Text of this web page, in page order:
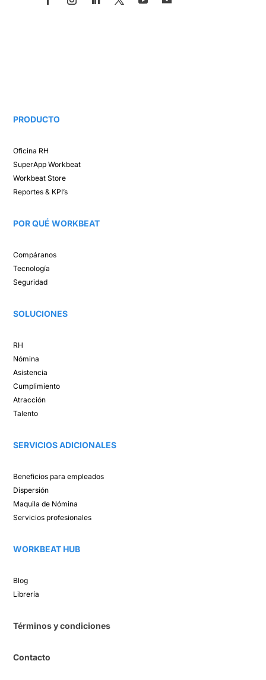
PRODUCTO
Oficina RH​
SuperAppWorkbeat
Workbeat Store​
Reportes & KPI’s​
POR QUÉ WORKBEAT​
Compáranos ​
Tecnología​
Seguridad
SOLUCIONES​
RH
Nómina​
Asistencia​
Cumplimiento​
Atracción ​
Talento ​
SERVICIOS ADICIONALES
Beneficios para empleados​
Dispersión​
Maquila de Nómina​
Servicios profesionales
WORKBEAT HUB​
Blog​
Librería​
Términos y condiciones
Contacto